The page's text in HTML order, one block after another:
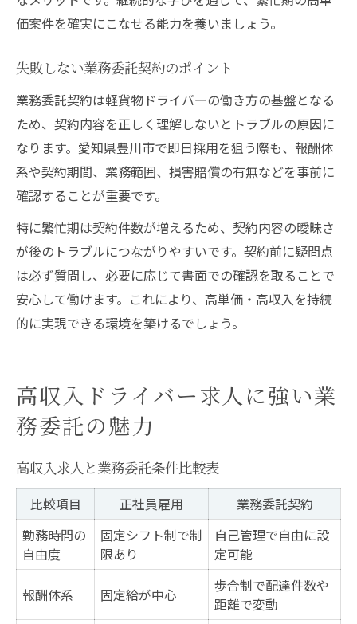
価案件を確実にこなせる能力を養いましょう。
失敗しない業務委託契約のポイント
業務委託契約は軽貨物ドライバーの働き方の基盤となる
ため、契約内容を正しく理解しないとトラブルの原因に
なります。愛知県豊川市で即日採用を狙う際も、報酬体
系や契約期間、業務範囲、損害賠償の有無などを事前に
確認することが重要です。
特に繁忙期は契約件数が増えるため、契約内容の曖昧さ
が後のトラブルにつながりやすいです。契約前に疑問点
は必ず質問し、必要に応じて書面での確認を取ることで
安心して働けます。これにより、高単価・高収入を持続
的に実現できる環境を築けるでしょう。
高収入ドライバー求人に強い業
務委託の魅力
高収入求人と業務委託条件比較表
比較項目 正社員雇用
業務委託契約
勤務時間の
自由度
固定シフト制で制
限あり
自己管理で自由に設
定可能
報酬体系 固定給が中心
歩合制で配達件数や
距離で変動